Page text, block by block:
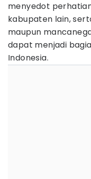
menyedot
kabupaten lain,
maupun
dapat menjadi
Indonesia.